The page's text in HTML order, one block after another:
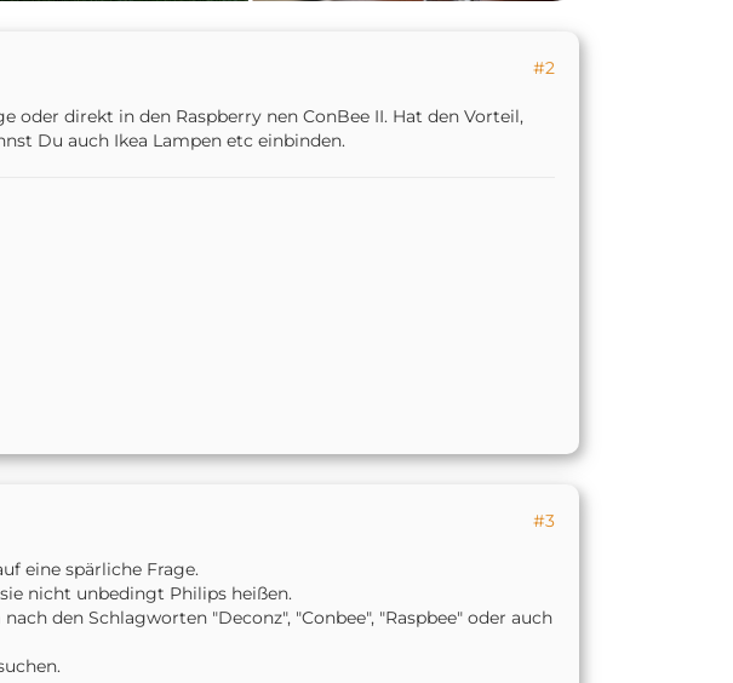
#2
oder direkt in den Raspberry nen ConBee II. Hat den Vorteil,
Du auch Ikea Lampen etc einbinden.
#3
eine spärliche Frage.
nicht unbedingt Philips heißen.
den Schlagworten "Deconz", "Conbee", "Raspbee" oder auch